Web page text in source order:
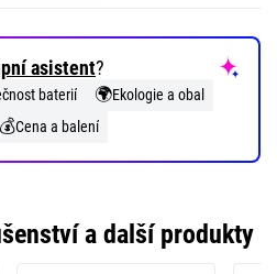
asistent?
baterií 🌍Ekologie a obal
💰Cena a balení
a další produkty